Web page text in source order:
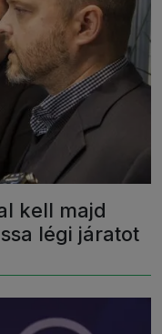
kell majd
légi járatot